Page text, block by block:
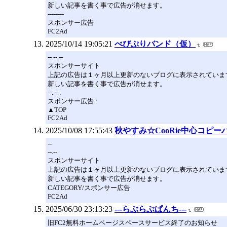
新しい記事を書く事で広告が消せます。
--------
スポンサー広告
FC2Ad
2025/10/14 19:05:21 べびぷりバンド（仮）
--.--.--
スポンサーサイト
上記の広告は１ヶ月以上更新のないブログに表示されていま
新しい記事を書く事で広告が消せます。
--:-- :
スポンサー広告 :
▲TOP
FC2Ad
2025/10/08 17:55:43 秋やすみ☆CooRie中心コピー
--
--.--
スポンサーサイト
上記の広告は１ヶ月以上更新のないブログに表示されていま
新しい記事を書く事で広告が消せます。
CATEGORY/スポンサー広告
FC2Ad
2025/06/30 23:13:23 ---らぶらぶぱんち---
旧FC2無料ホームページスペースサービス終了のお知らせ